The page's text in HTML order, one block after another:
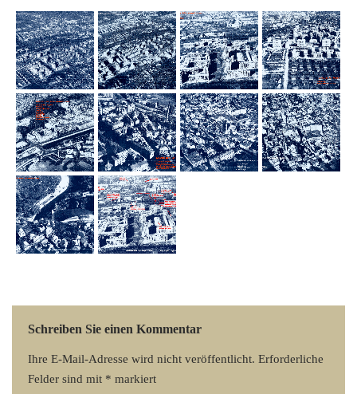
Schreiben Sie einen Kommentar
Ihre E-Mail-Adresse wird nicht veröffentlicht. Erforderliche
Felder sind mit * markiert